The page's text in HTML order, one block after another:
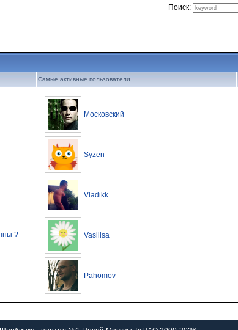
Поиск:
Самые активные пользователи
?
Московский
Syzen
Vladikk
Vasilisa
Pahomov